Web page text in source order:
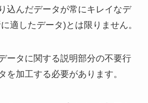
込んだデータが常にキレイなデ
適したデータ)とは限りません。
ータに関する説明部分の不要行
を加工する必要があります。